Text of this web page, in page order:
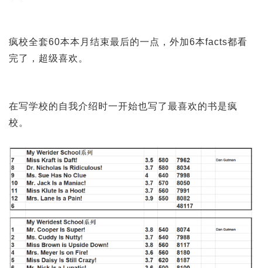
疯校全套60本本月结束最后的一点，外加6本facts都看
完了，超级喜欢。
在写学校的自我介绍时一开始也写了最喜欢的书是疯
校。